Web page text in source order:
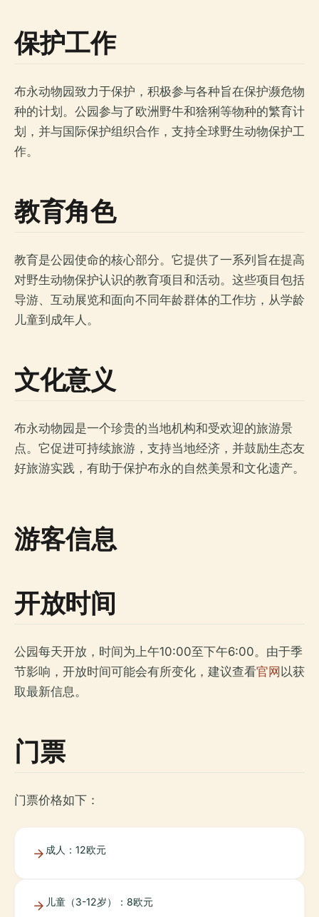
保护工作
布永动物园致力于保护，积极参与各种旨在保护濒危物
种的计划。公园参与了欧洲野牛和猞猁等物种的繁育计
划，并与国际保护组织合作，支持全球野生动物保护工
作。
教育角色
教育是公园使命的核心部分。它提供了一系列旨在提高
对野生动物保护认识的教育项目和活动。这些项目包括
导游、互动展览和面向不同年龄群体的工作坊，从学龄
儿童到成年人。
文化意义
布永动物园是一个珍贵的当地机构和受欢迎的旅游景
点。它促进可持续旅游，支持当地经济，并鼓励生态友
好旅游实践，有助于保护布永的自然美景和文化遗产。
游客信息
开放时间
公园每天开放，时间为上午10:00至下午6:00。由于季
节影响，开放时间可能会有所变化，建议查看官网 以获
取最新信息。
门票
门票价格如下：
成人：12欧元
儿童（3-12岁）：8欧元